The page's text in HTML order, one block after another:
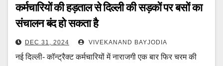
कर्मचारियों की हड़ताल से दिल्ली की सड़कों पर बसों का
संचालन बंद हो सकता है
DEC 31, 2024 VIVEKANAND BAYJODIA
नई दिल्ली- कॉन्ट्रैक्ट कर्मचारियों में नाराजगी एक बार फिर चरम की